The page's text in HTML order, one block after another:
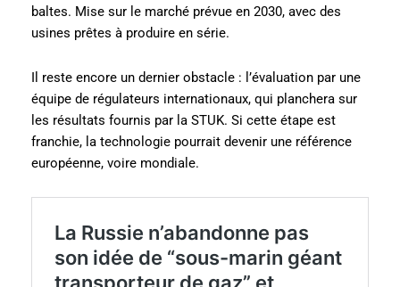
baltes. Mise sur le marché prévue en 2030, avec des
usines prêtes à produire en série.
Il reste encore un dernier obstacle : l’évaluation par une
équipe de régulateurs internationaux, qui planchera sur
les résultats fournis par la STUK. Si cette étape est
franchie, la technologie pourrait devenir une référence
européenne, voire mondiale.